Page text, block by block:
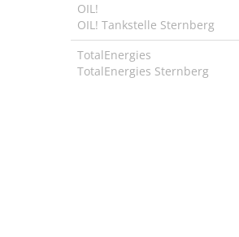
OIL!
OIL! Tankstelle Sternberg
TotalEnergies
TotalEnergies Sternberg